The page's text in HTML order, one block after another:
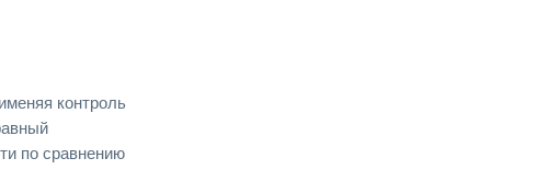
контроль
по сравнению